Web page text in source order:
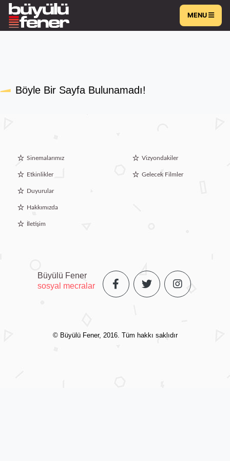
MENU
Böyle Bir Sayfa Bulunamadı!
Sinemalarımız
Etkinlikler
Duyurular
Hakkımızda
İletişim
Vizyondakiler
Gelecek Filmler
Büyülü Fener
sosyal mecralar
© Büyülü Fener, 2016. Tüm hakkı saklıdır